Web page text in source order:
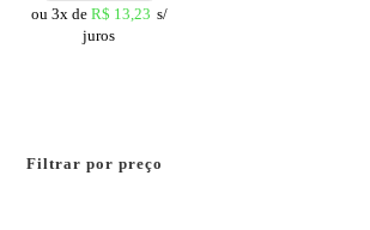
ou 3x de R$ 13,23 s/
juros
Filtrar por preço